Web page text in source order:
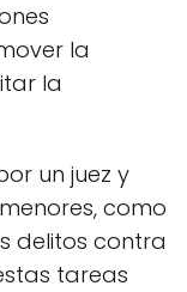
la
la
un juez y
como
delitos contra
tareas